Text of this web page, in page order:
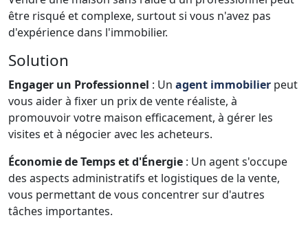
être risqué et complexe, surtout si vous n'avez pas
d'expérience dans l'immobilier.
Solution
Engager un Professionnel : Un agent immobilier peut
vous aider à fixer un prix de vente réaliste, à
promouvoir votre maison efficacement, à gérer les
visites et à négocier avec les acheteurs.
Économie de Temps et d'Énergie : Un agent s'occupe
des aspects administratifs et logistiques de la vente,
vous permettant de vous concentrer sur d'autres
tâches importantes.